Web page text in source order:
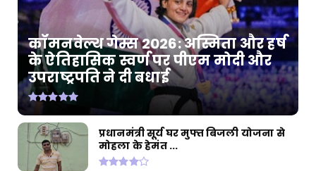
कॉमनवेल्थ गेम्स 2026: अस्मिता और हर्ष
के ऐतिहासिक स्वर्ण पर पीएम मोदी और
उपराष्ट्रपति ने दी बधाई
प्रधानमंत्री सूर्य घर मुफ्त बिजली योजना से
मोहला के हेमंत ...